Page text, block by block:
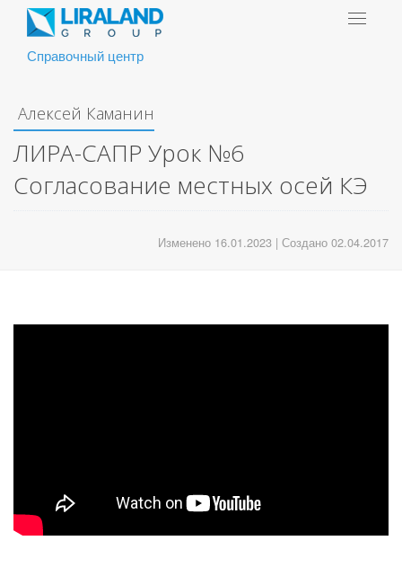
Toggle
Справочный центр
Алексей Каманин
ЛИРА-САПР Урок №6
Согласование местных осей КЭ
Изменено 16.01.2023 | Создано 02.04.2017